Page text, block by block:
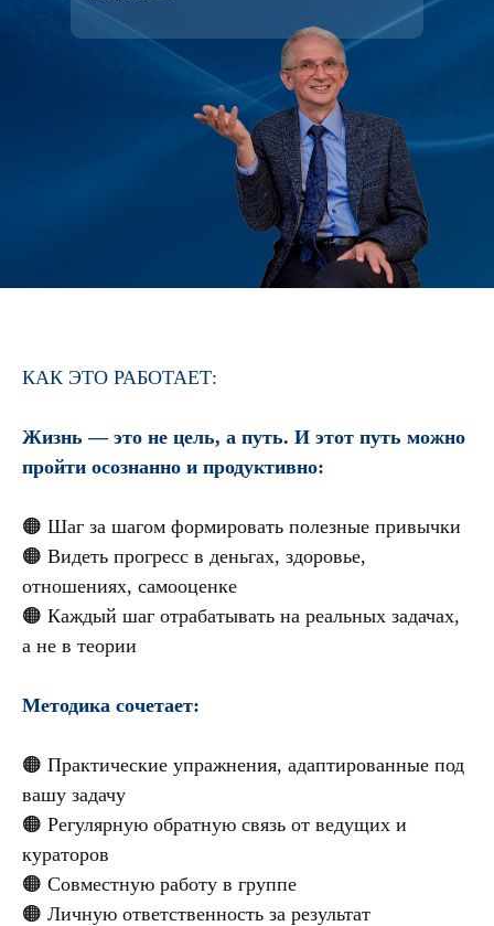
КАК ЭТО РАБОТАЕТ:
Жизнь — это не цель, а путь. И этот путь можно
пройти осознанно и продуктивно:
🟠 Шаг за шагом формировать полезные привычки
🟠 Видеть прогресс в деньгах, здоровье,
отношениях, самооценке
🟠 Каждый шаг отрабатывать на реальных задачах,
а не в теории
Методика сочетает:
🟠 Практические упражнения, адаптированные под
вашу задачу
🟠 Регулярную обратную связь от ведущих и
кураторов
🟠 Совместную работу в группе
🟠 Личную ответственность за результат